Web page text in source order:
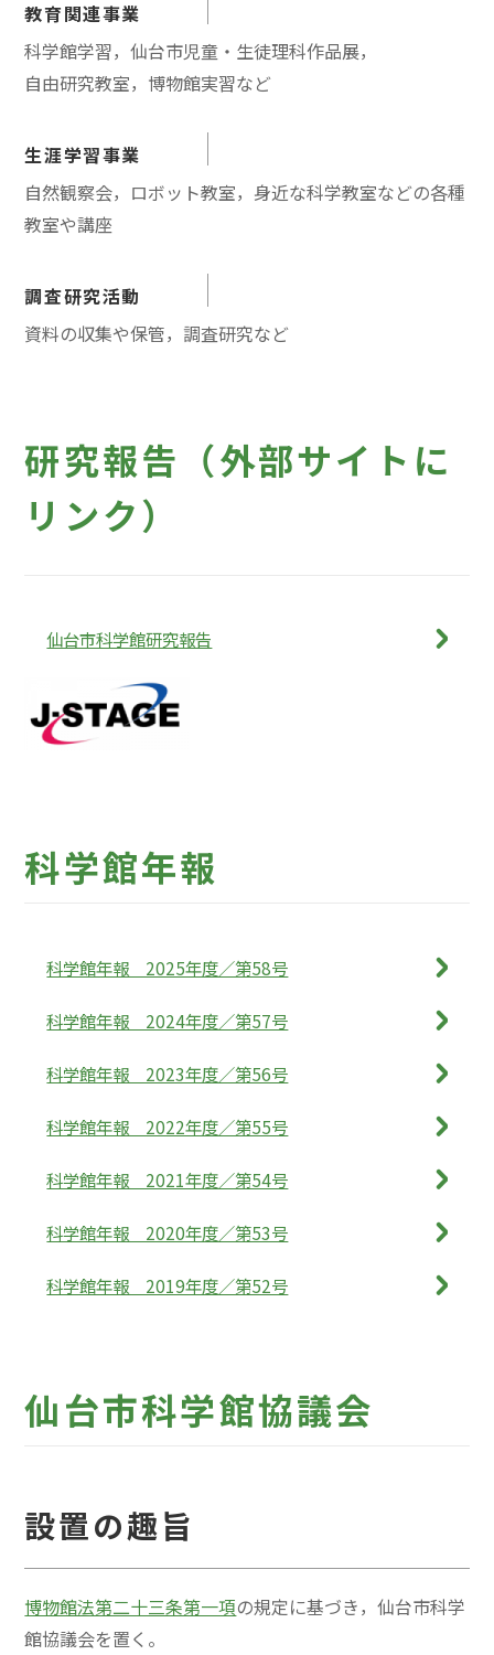
教育関連事業
科学館学習，仙台市児童・生徒理科作品展，
自由研究教室，博物館実習など
生涯学習事業
自然観察会，ロボット教室，身近な科学教室などの各種
教室や講座
調査研究活動
資料の収集や保管，調査研究など
研究報告（外部サイトに
リンク）
仙台市科学館研究報告
科学館年報
科学館年報 2025年度／第58号
科学館年報 2024年度／第57号
科学館年報 2023年度／第56号
科学館年報 2022年度／第55号
科学館年報 2021年度／第54号
科学館年報 2020年度／第53号
科学館年報 2019年度／第52号
仙台市科学館協議会
設置の趣旨
博物館法第二十三条第一項の規定に基づき，仙台市科学
館協議会を置く。